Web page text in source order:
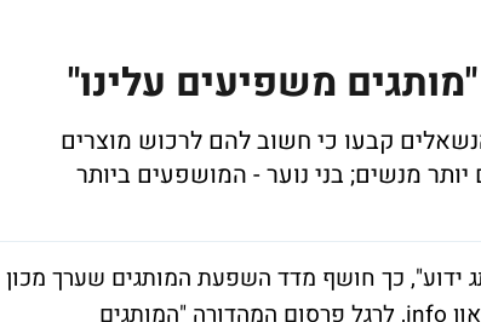
בעלייה חדה לעומת שנת 2005, אז 34% מהנשאלים קבעו כי חשוב להם לרכוש מוצרים
מנשים; בני נוער - המושפעים ביותר
ידוע", כך חושף מדד השפעת המותגים שערך מכון
המחקר מידע שיווקי סי.איי, עבור משרד הפרסום שיאון info, לרגל פרסום המהדורה "המותגים